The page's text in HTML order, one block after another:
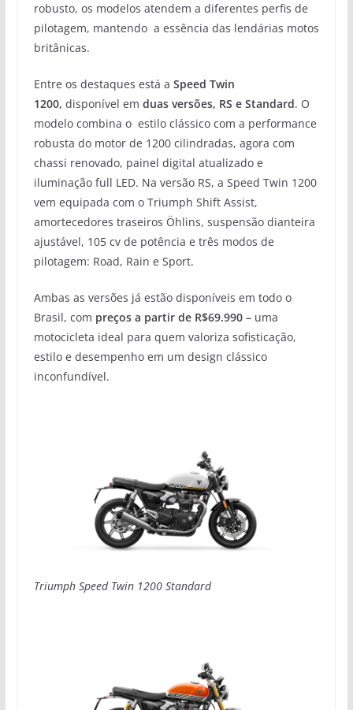
robusto, os modelos atendem a diferentes perfis de
pilotagem, mantendo a essência das lendárias motos
britânicas.
Entre os destaques está a Speed Twin
1200, disponível em duas versões, RS e Standard. O
modelo combina o estilo clássico com a performance
robusta do motor de 1200 cilindradas, agora com
chassi renovado, painel digital atualizado e
iluminação full LED. Na versão RS, a Speed Twin 1200
vem equipada com o Triumph Shift Assist,
amortecedores traseiros Öhlins, suspensão dianteira
ajustável, 105 cv de potência e três modos de
pilotagem: Road, Rain e Sport.
Ambas as versões já estão disponíveis em todo o
Brasil, com preços a partir de R$69.990 – uma
motocicleta ideal para quem valoriza sofisticação,
estilo e desempenho em um design clássico
inconfundível.
Triumph Speed Twin 1200 Standard